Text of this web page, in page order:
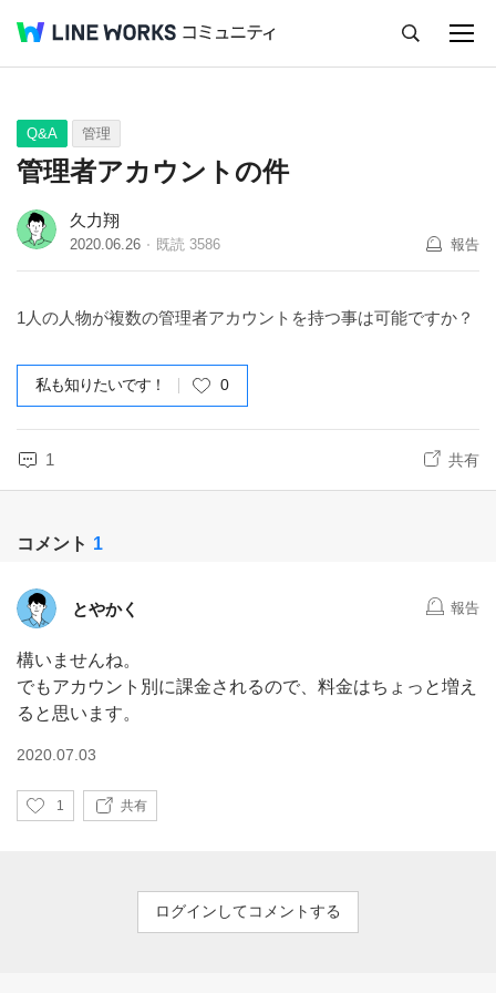
Q&A Tips Ideas
Q&A 管理
管理者アカウントの件
久力翔
2020.06.26 既読 3586 報告
1人の人物が複数の管理者アカウントを持つ事は可能ですか？
私も知りたいです！ 0
1 共有
コメント 1
とやかく 報告
構いませんね。
でもアカウント別に課金されるので、料金はちょっと増え
ると思います。
2020.07.03
い
1 共有
ログインしてコメントする